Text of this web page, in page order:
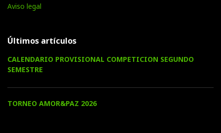
Aviso legal
Últimos artículos
CALENDARIO PROVISIONAL COMPETICION SEGUNDO
SEMESTRE
TORNEO AMOR&PAZ 2026